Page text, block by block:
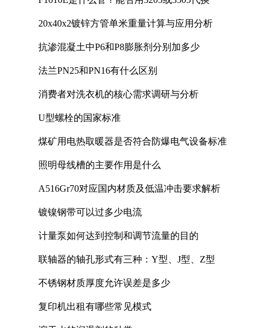
20x40x2镀锌方管单米重量计算与应用分析
抗渗混凝土中P6和P8膨胀剂分别加多少
法兰PN25和PN16有什么区别
消费者对洗衣机的核心需求调研与分析
U型螺栓的国家标准
煤矿用电热取暖器是否符合防爆电气设备标准
照明母线槽的主要作用是什么
A516Gr70对应国内材质及低温冲击要求解析
镀镍钢带可以过多少电流
计量泵如何达到控制和调节流量的目的
联轴器的轴孔形式有三种：Y型、J型、Z型
不锈钢材质厚度允许误差是多少
复印机出租有哪些常见模式